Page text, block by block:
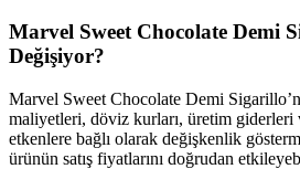
Marvel Sweet Chocolate Demi
Değişiyor?
Marvel Sweet Chocolate Demi
maliyetleri, döviz kurları, üretim giderleri
etkenlere bağlı olarak değişkenlik
ürünün satış fiyatlarını doğrudan